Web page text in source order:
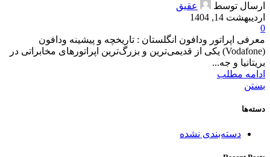
ارسال توسط
عقیق
اردیبهشت 14, 1404
0
معرفی اپراتور ودافون انگلستان : تاریخچه و پیشینه ودافون
(Vodafone) یکی از قدیمی‌ترین و بزرگ‌ترین اپراتورهای مخابراتی در
بریتانیا و جه...
ادامه مطلب
بستن
دسته‌ها
دسته‌بندی نشده